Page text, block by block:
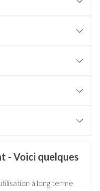
contenus dans
- Voici quelques
à long terme